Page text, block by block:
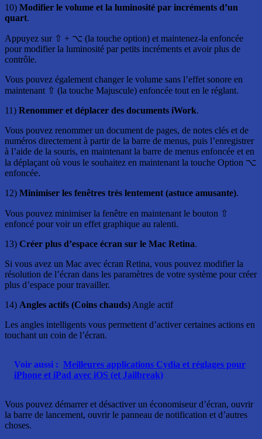
10) Modifier le volume et la luminosité par incréments d’un
quart.
Appuyez sur ⇧ + ⌥ (la touche option) et maintenez-la enfoncée
pour modifier la luminosité par petits incréments et avoir plus de
contrôle.
Vous pouvez également changer le volume sans l’effet sonore en
maintenant ⇧ (la touche Majuscule) enfoncée tout en le réglant.
11) Renommer et déplacer des documents iWork.
Vous pouvez renommer un document de pages, de notes clés et de
numéros directement à partir de la barre de menus, puis l’enregistrer
à l’aide de la souris, en maintenant la barre de menus enfoncée et en
la déplaçant où vous le souhaitez en maintenant la touche Option ⌥
enfoncée.
12) Minimiser les fenêtres très lentement (astuce amusante).
Vous pouvez minimiser la fenêtre en maintenant le bouton ⇧
enfoncé pour voir un effet graphique au ralenti.
13) Créer plus d’espace écran sur le Mac Retina.
Si vous avez un Mac avec écran Retina, vous pouvez modifier la
résolution de l’écran dans les paramètres de votre système pour créer
plus d’espace pour travailler.
14) Angles actifs (Coins chauds) Angle actif
Les angles intelligents vous permettent d’activer certaines actions en
touchant un coin de l’écran.
Voir aussi : Meilleures applications Cydia et réglages pour
iPhone et iPad avec iOS (et Jailbreak)
Vous pouvez démarrer et désactiver un économiseur d’écran, ouvrir
la barre de lancement, ouvrir le panneau de notification et d’autres
choses.